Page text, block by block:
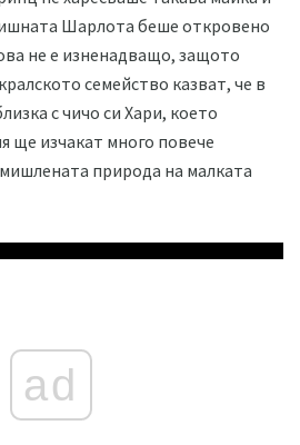
Шарлота беше откровено
не е изненадващо, защото
семейство казват, че в
с чичо си Хари, което
ще изчакат много повече
природа на малката
ad